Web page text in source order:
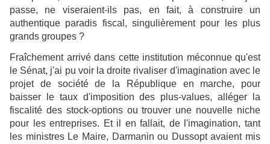
passe, ne viseraient-ils pas, en fait, à construire un
authentique paradis fiscal, singulièrement pour les plus
grands groupes ?
Fraîchement arrivé dans cette institution méconnue qu'est
le Sénat, j'ai pu voir la droite rivaliser d'imagination avec le
projet de société de la République en marche, pour
baisser le taux d'imposition des plus-values, alléger la
fiscalité des stock-options ou trouver une nouvelle niche
pour les entreprises. Et il en fallait, de l'imagination, tant
les ministres Le Maire, Darmanin ou Dussopt avaient mis